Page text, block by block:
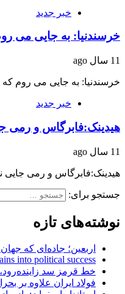
خبر جدید
خرسندنیا: به جایی می
11 سال ago
خرسندنیا: به جایی می روم که
خبر جدید
هیدینک:فابرگاس و رمی
11 سال ago
هیدینک:فابرگاس و رمی
جستجو برای:
نوشته‌های تازه
اربعین؛ جاده‌ای که
into political success
خط قرمز سد زاینده‌رود، ۲۳۶ میلیون مترمکعب است
فولاد ایران علاوه بر